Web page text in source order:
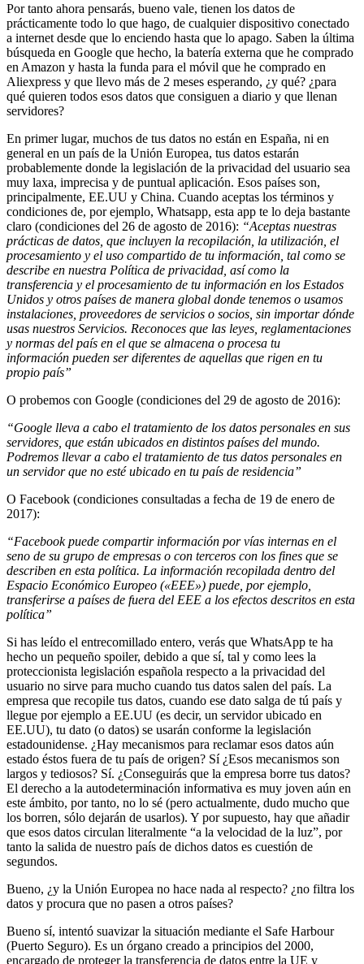
Por tanto ahora pensarás, bueno vale, tienen los datos de
prácticamente todo lo que hago, de cualquier dispositivo conectado
a internet desde que lo enciendo hasta que lo apago. Saben la última
búsqueda en Google que hecho, la batería externa que he comprado
en Amazon y hasta la funda para el móvil que he comprado en
Aliexpress y que llevo más de 2 meses esperando, ¿y qué? ¿para
qué quieren todos esos datos que consiguen a diario y que llenan
servidores?
En primer lugar, muchos de tus datos no están en España, ni en
general en un país de la Unión Europea, tus datos estarán
probablemente donde la legislación de la privacidad del usuario sea
muy laxa, imprecisa y de puntual aplicación. Esos países son,
principalmente, EE.UU y China. Cuando aceptas los términos y
condiciones de, por ejemplo, Whatsapp, esta app te lo deja bastante
claro (condiciones del 26 de agosto de 2016): “Aceptas nuestras
prácticas de datos, que incluyen la recopilación, la utilización, el
procesamiento y el uso compartido de tu información, tal como se
describe en nuestra Política de privacidad, así como la
transferencia y el procesamiento de tu información en los Estados
Unidos y otros países de manera global donde tenemos o usamos
instalaciones, proveedores de servicios o socios, sin importar dónde
usas nuestros Servicios. Reconoces que las leyes, reglamentaciones
y normas del país en el que se almacena o procesa tu
información pueden ser diferentes de aquellas que rigen en tu
propio país”
O probemos con Google (condiciones del 29 de agosto de 2016):
“Google lleva a cabo el tratamiento de los datos personales en sus
servidores, que están ubicados en distintos países del mundo.
Podremos llevar a cabo el tratamiento de tus datos personales en
un servidor que no esté ubicado en tu país de residencia”
O Facebook (condiciones consultadas a fecha de 19 de enero de
2017):
“Facebook puede compartir información por vías internas en el
seno de su grupo de empresas o con terceros con los fines que se
describen en esta política. La información recopilada dentro del
Espacio Económico Europeo («EEE») puede, por ejemplo,
transferirse a países de fuera del EEE a los efectos descritos en esta
política”
Si has leído el entrecomillado entero, verás que WhatsApp te ha
hecho un pequeño spoiler, debido a que sí, tal y como lees la
proteccionista legislación española respecto a la privacidad del
usuario no sirve para mucho cuando tus datos salen del país. La
empresa que recopile tus datos, cuando ese dato salga de tú país y
llegue por ejemplo a EE.UU (es decir, un servidor ubicado en
EE.UU), tu dato (o datos) se usarán conforme la legislación
estadounidense. ¿Hay mecanismos para reclamar esos datos aún
estado éstos fuera de tu país de origen? Sí ¿Esos mecanismos son
largos y tediosos? Sí. ¿Conseguirás que la empresa borre tus datos?
El derecho a la autodeterminación informativa es muy joven aún en
este ámbito, por tanto, no lo sé (pero actualmente, dudo mucho que
los borren, sólo dejarán de usarlos). Y por supuesto, hay que añadir
que esos datos circulan literalmente “a la velocidad de la luz”, por
tanto la salida de nuestro país de dichos datos es cuestión de
segundos.
Bueno, ¿y la Unión Europea no hace nada al respecto? ¿no filtra los
datos y procura que no pasen a otros países?
Bueno sí, intentó suavizar la situación mediante el Safe Harbour
(Puerto Seguro). Es un órgano creado a principios del 2000,
encargado de proteger la transferencia de datos entre la UE y